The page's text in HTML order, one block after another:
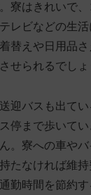
寮はきれいで、
レビなどの生
替えや日用品
せられるでしょ
迎バスも出てい
停まで歩いて
。寮への車や
たなければ維
勤時間を節約